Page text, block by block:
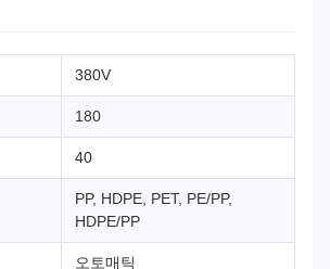
380V
180
40
PP, HDPE, PET, PE/PP,
HDPE/PP
오토매틱